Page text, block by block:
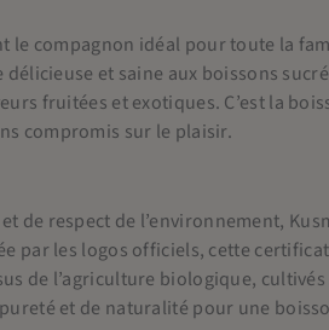
le compagnon idéal pour toute la
et saine aux boissons
fruitées et exotiques. C’est la
compromis sur le plaisir.
de respect de l’environnement,
par les logos officiels, cette
de l’agriculture biologique,
pureté et de naturalité pour une